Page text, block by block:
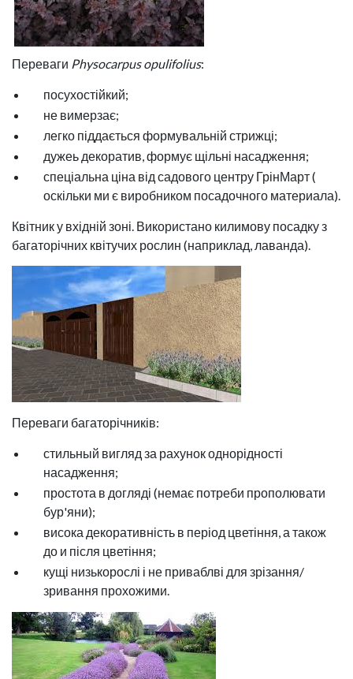
Переваги Physocarpus opulifolius:
посухостійкий;
не вимерзає;
легко піддається формувальній стрижці;
дужеь декоратив, формує щільні насадження;
спеціальна ціна від садового центру ГрінМарт (
оскільки ми є виробником посадочного материала).
Квітник у вхідній зоні. Використано килимову посадку з
багаторічних квітучих рослин (наприклад, лаванда).
Переваги багаторічників:
стильный вигляд за рахунок однорідності
насадження;
простота в догляді (немає потреби прополювати
бур'яни);
висока декоративність в період цветіння, а також
до и після цветіння;
кущі низькорослі і не приваблві для зрізання/
зривання прохожими.